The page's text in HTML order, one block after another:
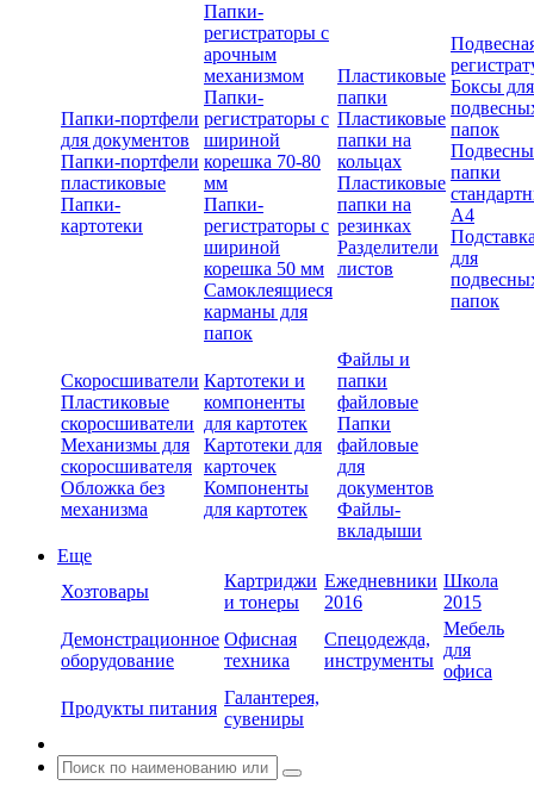
Папки-портфели
для документов
Папки-портфели
пластиковые
Папки-
картотеки
Папки-
регистраторы с
арочным
механизмом
Папки-
регистраторы с
шириной
корешка 70-80
мм
Папки-
регистраторы с
шириной
корешка 50 мм
Самоклеящиеся
карманы для
папок
Пластиковые
папки
Пластиковые
папки на
кольцах
Пластиковые
папки на
резинках
Разделители
листов
Боксы для
папок
папки
А4
для
папок
Скоросшиватели
Пластиковые
скоросшиватели
Механизмы для
скоросшивателя
Обложка без
механизма
Картотеки и
компоненты
для картотек
Картотеки для
карточек
Компоненты
для картотек
Файлы и
папки
файловые
Папки
файловые
для
документов
Файлы-
вкладыши
Еще
Хозтовары
Картриджи
и тонеры
Ежедневники
2016
Школа
2015
Демонстрационное
оборудование
Офисная
техника
Спецодежда,
инструменты
Мебель
для
офиса
Продукты питания
Галантерея,
сувениры